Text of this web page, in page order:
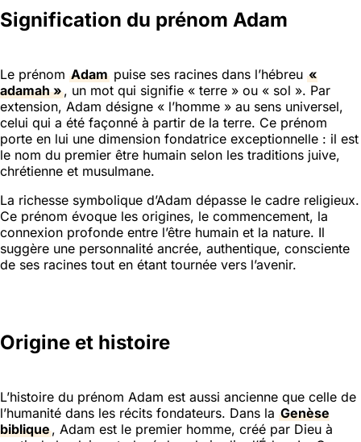
Signification du prénom Adam
Le prénom Adam puise ses racines dans l’hébreu «
adamah », un mot qui signifie « terre » ou « sol ». Par
extension, Adam désigne « l’homme » au sens universel,
celui qui a été façonné à partir de la terre. Ce prénom
porte en lui une dimension fondatrice exceptionnelle : il est
le nom du premier être humain selon les traditions juive,
chrétienne et musulmane.
La richesse symbolique d’Adam dépasse le cadre religieux.
Ce prénom évoque les origines, le commencement, la
connexion profonde entre l’être humain et la nature. Il
suggère une personnalité ancrée, authentique, consciente
de ses racines tout en étant tournée vers l’avenir.
Origine et histoire
L’histoire du prénom Adam est aussi ancienne que celle de
l’humanité dans les récits fondateurs. Dans la Genèse
biblique, Adam est le premier homme, créé par Dieu à